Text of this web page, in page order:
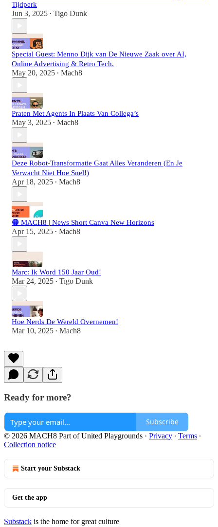
Tijdperk
Jun 3, 2025 • Tigo Dunk
Special Guest: Menno Dijk van De Nieuwe Zaak over AI,
Online Advertising & Retro Tech.
May 20, 2025 • Mach8
Praten Met Agents In Plaats Van Collega’s
May 3, 2025 • Mach8
Deze Robot-Transformatie Gaat Alles Veranderen (En Je
Verwacht Niet Hoe Snel!)
Apr 18, 2025 • Mach8
🟠 MACH8 | News Short Canva New Horizons
Apr 15, 2025 • Mach8
Marc: Ik Word 150 Jaar Oud!
Mar 24, 2025 • Tigo Dunk
Hoe Nerds De Wereld Overnemen!
Mar 10, 2025 • Mach8
Ready for more?
Subscribe
© 2026 MACH8 Part of United Playgrounds · Privacy ∙ Terms ∙
Collection notice
Start your Substack
Get the app
Substack is the home for great culture